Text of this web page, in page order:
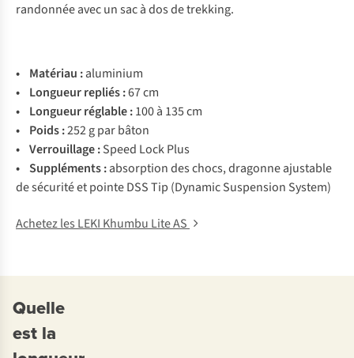
randonnée avec un sac à dos de trekking.
• Matériau :aluminium
• Longueur repliés :67 cm
• Longueur réglable :100 à 135 cm
• Poids :252 g par bâton
• Verrouillage :Speed Lock Plus
• Suppléments :absorption des chocs, dragonne ajustable
de sécurité et pointe DSS Tip (Dynamic Suspension System)
Achetez les LEKI Khumbu Lite AS
Quelle
est la